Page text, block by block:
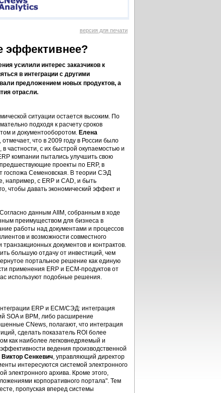
версия для печати
эффективнее?
усилили интерес заказчиков к
в интеграции с другими
предложением новых продуктов, а
отрасли.
ситуации остается высоким. По
подходя к расчету сроков
и документооборотом. Елена
что в 2009 году в России было
частности, с их быстрой окупаемостью и
компании пытались улучшить свою
проекты по ERP, в
госпожа Семеновская. В теории СЭД
например, с ERP и CAD, и быть
чтобы давать экономический эффект и
данным AIIM, собранным в ходе
преимуществом для бизнеса в
работы над документами и процессов
и возможности совместного
документов и контрактов.
большую отдачу от инвестиций, чем
портальное решение как единую
применения ERP и ECM-продуктов от
используют подобные решения.
ERP и ECM/СЭД: интеграция
SOA и BPM, либо расширение
CNews, полагают, что интеграция
сделать показатель ROI более
как наиболее легковнедряемый и
ведения производственной
Виктор Сенкевич, управляющий директор
интересуются системой электронного
электронного архива. Кроме этого,
корпоративного портала". Тем
пропуская вперед системы